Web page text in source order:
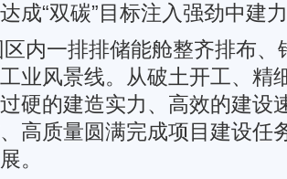
成“双碳”目标注入强劲中建
内一排排储能舱整齐排布、
业风景线。从破土开工、精
硬的建造实力、高效的建设
高质量圆满完成项目建设任
。